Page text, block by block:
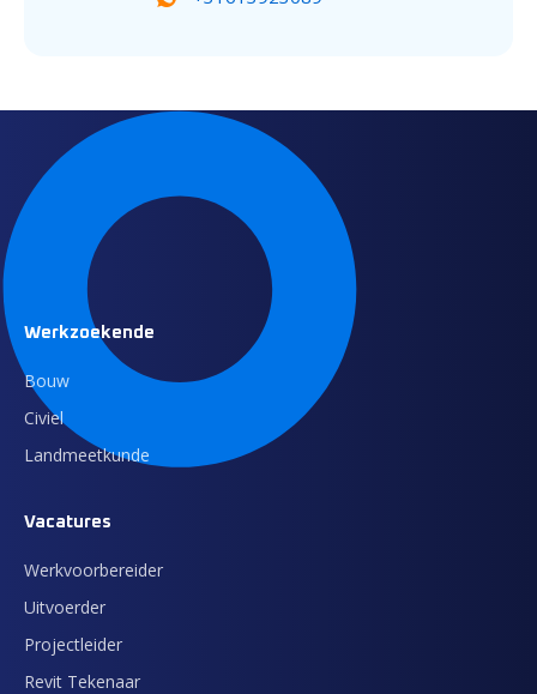
Werkzoekende
Bouw
Civiel
Landmeetkunde
Vacatures
Werkvoorbereider
Uitvoerder
Projectleider
Revit Tekenaar